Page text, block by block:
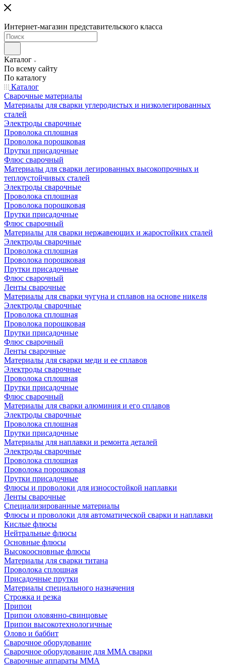
Интернет-магазин представительского класса
Каталог
По всему сайту
По каталогу
Каталог
Сварочные материалы
Материалы для сварки углеродистых и низколегированных
сталей
Электроды сварочные
Проволока сплошная
Проволока порошковая
Прутки присадочные
Флюс сварочный
Материалы для сварки легированных высокопрочных и
теплоустойчивых сталей
Электроды сварочные
Проволока сплошная
Проволока порошковая
Прутки присадочные
Флюс сварочный
Материалы для сварки нержавеющих и жаростойких сталей
Электроды сварочные
Проволока сплошная
Проволока порошковая
Прутки присадочные
Флюс сварочный
Ленты сварочные
Материалы для сварки чугуна и сплавов на основе никеля
Электроды сварочные
Проволока сплошная
Проволока порошковая
Прутки присадочные
Флюс сварочный
Ленты сварочные
Материалы для сварки меди и ее сплавов
Электроды сварочные
Проволока сплошная
Прутки присадочные
Флюс сварочный
Материалы для сварки алюминия и его сплавов
Электроды сварочные
Проволока сплошная
Прутки присадочные
Материалы для наплавки и ремонта деталей
Электроды сварочные
Проволока сплошная
Проволока порошковая
Прутки присадочные
Флюсы и проволоки для износостойкой наплавки
Ленты сварочные
Специализированные материалы
Флюсы и проволоки для автоматической сварки и наплавки
Кислые флюсы
Нейтральные флюсы
Основные флюсы
Высокоосновные флюсы
Материалы для сварки титана
Проволока сплошная
Присадочные прутки
Материалы специального назначения
Строжка и резка
Припои
Припои оловянно-свинцовые
Припои высокотехнологичные
Олово и баббит
Сварочное оборудование
Сварочное оборудование для MMA сварки
Сварочные аппараты MMA